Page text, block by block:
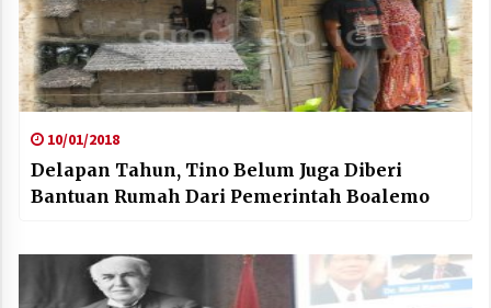
10/01/2018
Delapan Tahun, Tino Belum Juga Diberi
Bantuan Rumah Dari Pemerintah Boalemo